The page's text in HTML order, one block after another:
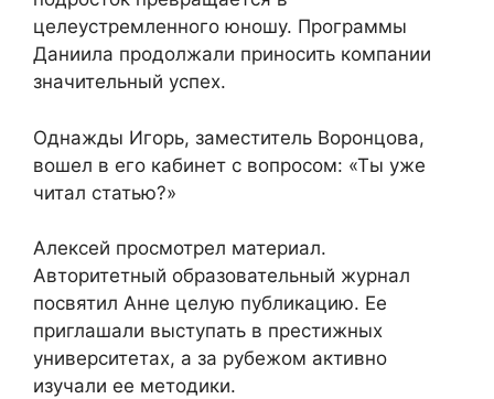
целеустремленного юношу. Программы
Даниила продолжали приносить компании
значительный успех.
Однажды Игорь, заместитель Воронцова,
вошел в его кабинет с вопросом: «Ты уже
читал статью?»
Алексей просмотрел материал.
Авторитетный образовательный журнал
посвятил Анне целую публикацию. Ее
приглашали выступать в престижных
университетах, а за рубежом активно
изучали ее методики.